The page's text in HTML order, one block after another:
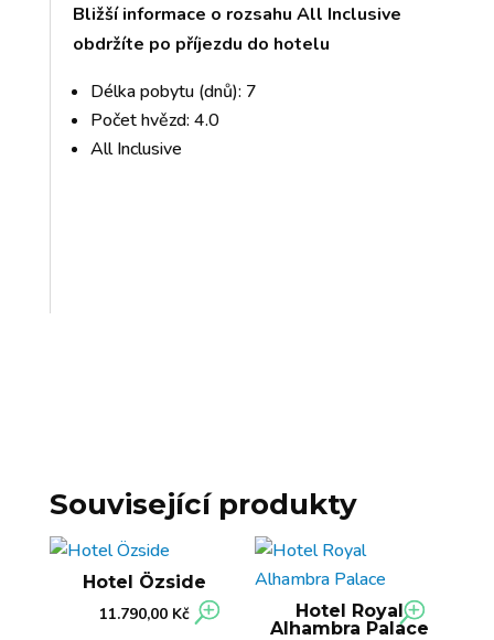
Bližší informace o rozsahu All Inclusive
obdržíte po příjezdu do hotelu
Délka pobytu (dnů): 7
Počet hvězd: 4.0
All Inclusive
Související produkty
Hotel Özside
11.790,00 Kč
Hotel Royal
Alhambra Palace